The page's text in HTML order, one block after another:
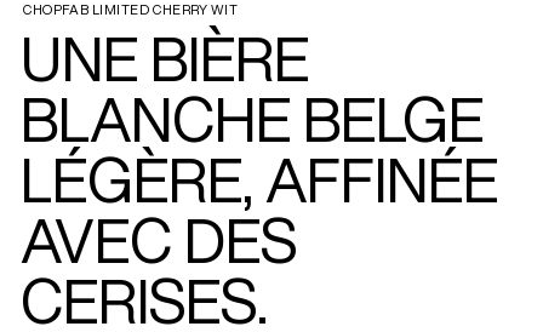
CHOPFAB LIMITED CHERRY WIT
UNE BIÈRE
BLANCHE BELGE
LÉGÈRE, AFFINÉE
AVEC DES
CERISES.